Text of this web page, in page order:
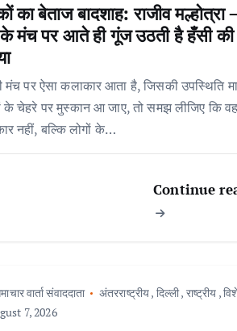
का बेताज बादशाह: राजीव मल्होत्रा
मंच पर आते ही गूंज उठती है हँसी की
मंच पर ऐसा कलाकार आता है, जिसकी उपस्थिति
के चेहरे पर मुस्कान आ जाए, तो समझ लीजिए कि
नहीं, बल्कि लोगों के…
Continue
वार्ता संवाददाता अंतरराष्ट्रीय, दिल्ली, राष्ट्रीय ,
7, 2026